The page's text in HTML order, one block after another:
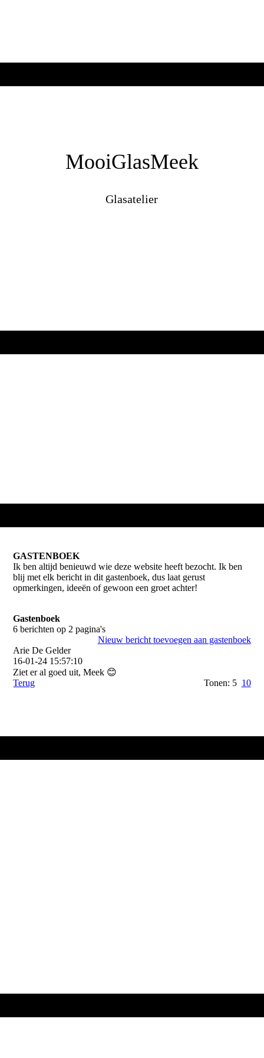
MooiGlasMeek
Glasatelier
GASTENBOEK
Ik ben altijd benieuwd wie deze website heeft bezocht. Ik ben
blij met elk bericht in dit gastenboek, dus laat gerust
opmerkingen, ideeën of gewoon een groet achter!
Gastenboek
6 berichten op 2 pagina's
Nieuw bericht toevoegen aan gastenboek
Arie De Gelder
16-01-24 15:57:10
Ziet er al goed uit, Meek 😊
Terug
Tonen: 5 10